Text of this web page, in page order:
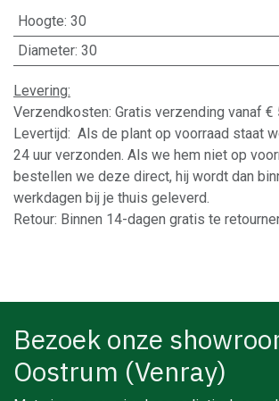
Hoogte: 30
Diameter: 30
Levering:
Verzendkosten: Gratis verzending vanaf €
Levertijd: Als de plant op voorraad staat
24 uur verzonden. Als we hem niet op
bestellen we deze direct, hij wordt dan
werkdagen bij je thuis geleverd.
Retour: Binnen 14-dagen gratis te
Bezoek onze
Oostrum (Venray)